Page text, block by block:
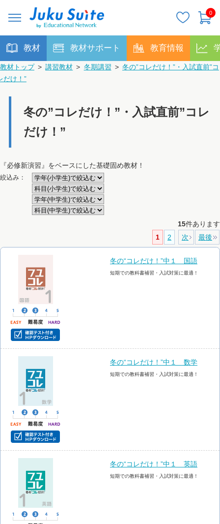
0
教材 教材サポート 教育情報
教材トップ > 講習教材 > 冬期講習 > 冬の”コレだけ！”・入試直前”コ
だけ！”
冬の”コレだけ！”・入試直前”コレ
だけ！”
『必修新演習』をベースにした基礎固め教材！
絞込み：
15件あります
1
2 次 最後
冬の“コレだけ！”中１ 国語
短期での教科書補習・入試対策に最適！
冬の“コレだけ！”中１ 数学
短期での教科書補習・入試対策に最適！
冬の“コレだけ！”中１ 英語
短期での教科書補習・入試対策に最適！